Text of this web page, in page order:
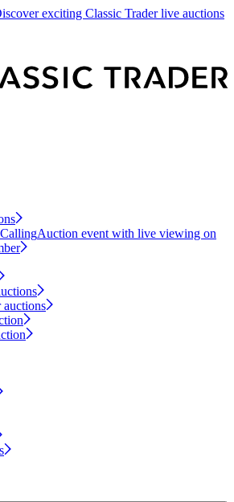
exciting Classic Trader live auctions
Auction event with live viewing on
auctions